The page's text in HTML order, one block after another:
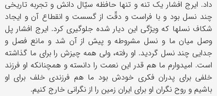
داد. ایرج افشار یک تنه و تنها حافظه سیّال دانش و تجربه تاریخی
چند نسل بود و با فراست و دقّت از گسست و انقطاع آن و ایجاد
شکاف نسلها که ویژگی این دیار شده جلوگیری کرد. ایرج افشار پل
وصل میان ما و نسل مشروطه و پیش از آن شد و مانع فصل و
جدایی چند نسل گردید. او رفته، ولی همه چیزش را برای ما گذاشته
است. امیدوارم ما هم قدر این نعمت را دانسته و همچنانکه او فرزند
خلفی برای پدران فکری خودش بود ما هم فرزندی خلف برای او
باشیم و روح نگران او برای ایران زمین را از نگرانی خارج کنیم.